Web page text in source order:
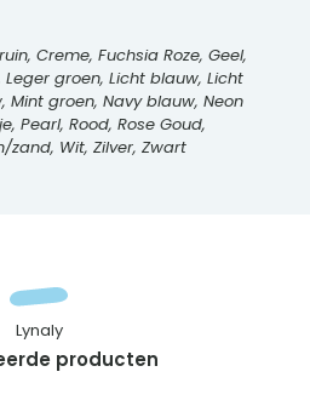
Creme, Fuchsia Roze, Geel,
Leger groen, Licht blauw, Licht
Mint groen, Navy blauw, Neon
Pearl, Rood, Rose Goud,
zand, Wit, Zilver, Zwart
producten
Lynaly